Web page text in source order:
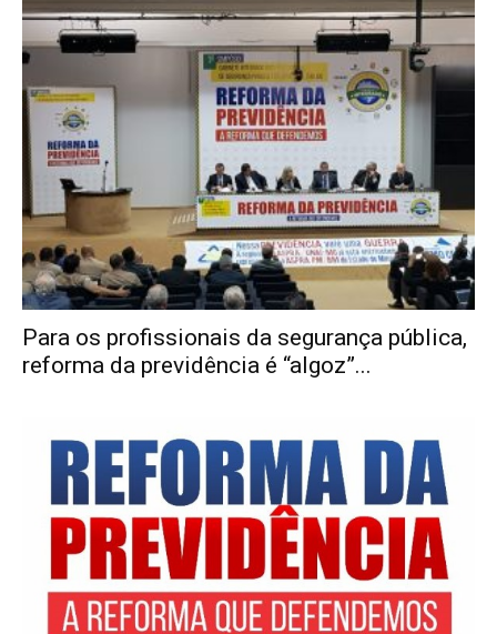
Para os profissionais da segurança pública,
reforma da previdência é “algoz”...